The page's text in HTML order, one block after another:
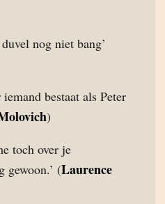
nog niet bang’
bestaat als Peter
)
toch over je
gewoon.’ (Laurence